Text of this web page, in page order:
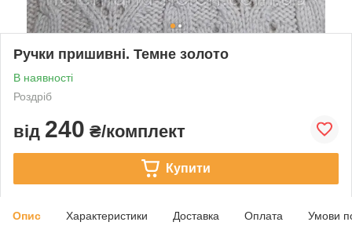
Ручки пришивні. Темне золото
В наявності
Роздріб
від 240 ₴/комплект
Купити
Опис Характеристики Доставка Оплата Умови